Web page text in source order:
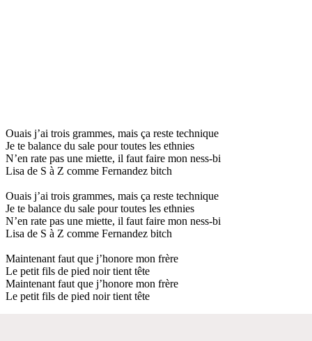
Ouais j’ai trois grammes, mais ça reste technique
Je te balance du sale pour toutes les ethnies
N’en rate pas une miette, il faut faire mon ness-bi
Lisa de S à Z comme Fernandez bitch
Ouais j’ai trois grammes, mais ça reste technique
Je te balance du sale pour toutes les ethnies
N’en rate pas une miette, il faut faire mon ness-bi
Lisa de S à Z comme Fernandez bitch
Maintenant faut que j’honore mon frère
Le petit fils de pied noir tient tête
Maintenant faut que j’honore mon frère
Le petit fils de pied noir tient tête